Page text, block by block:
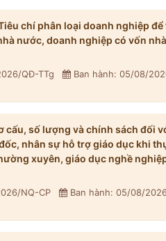
chí phân loại doanh nghiệp
nước, doanh nghiệp có vốn
QĐ-TTg Ban hành: 05/08/
cấu, số lượng và chính sách đối
nhân sự hỗ trợ giáo dục khi
xuyên, giáo dục nghề
NQ-CP Ban hành: 05/08/2026